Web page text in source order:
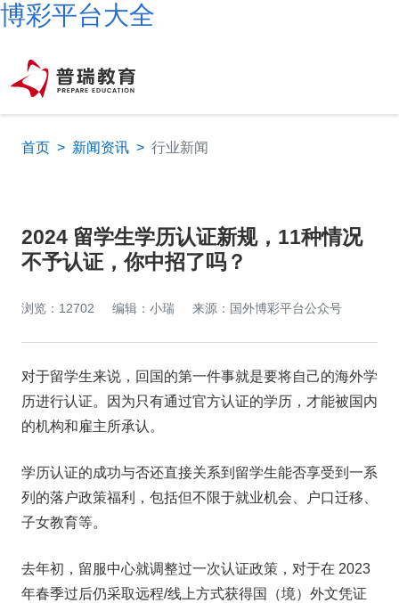
博彩平台大全
首页 > 新闻资讯 > 行业新闻
2024 留学生学历认证新规，11种情况
不予认证，你中招了吗？
浏览：12702 编辑：小瑞 来源：国外博彩平台公众号
对于留学生来说，回国的第一件事就是要将自己的海外学
历进行认证。因为只有通过官方认证的学历，才能被国内
的机构和雇主所承认。
学历认证的成功与否还直接关系到留学生能否享受到一系
列的落户政策福利，包括但不限于就业机会、户口迁移、
子女教育等。
去年初，留服中心就调整过一次认证政策，对于在 2023
年春季过后仍采取远程/线上方式获得国（境）外文凭证